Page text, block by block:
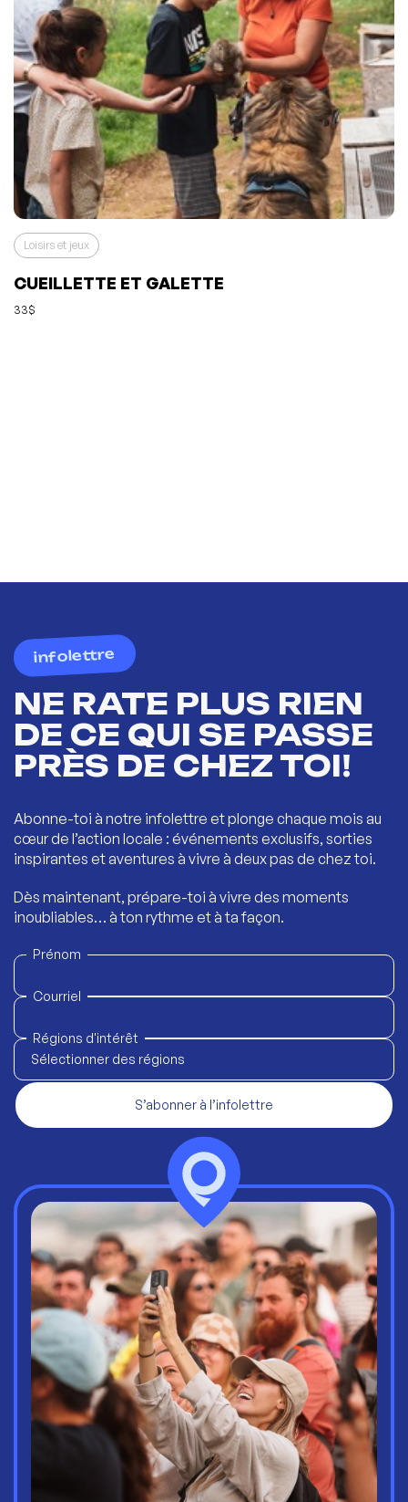
Loisirs et jeux
CUEILLETTE ET GALETTE
33$
infolettre
NE RATE PLUS RIEN
DE CE QUI SE PASSE
PRÈS DE CHEZ TOI!
Abonne-toi à notre infolettre et plonge chaque mois au
cœur de l’action locale : événements exclusifs, sorties
inspirantes et aventures à vivre à deux pas de chez toi.
Dès maintenant, prépare-toi à vivre des moments
inoubliables… à ton rythme et à ta façon.
Prénom
Courriel
Régions d'intérêt
Sélectionner des régions
S’abonner à l’infolettre